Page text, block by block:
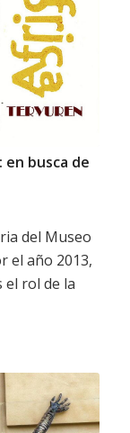
en busca de
del Museo
el año 2013,
el rol de la